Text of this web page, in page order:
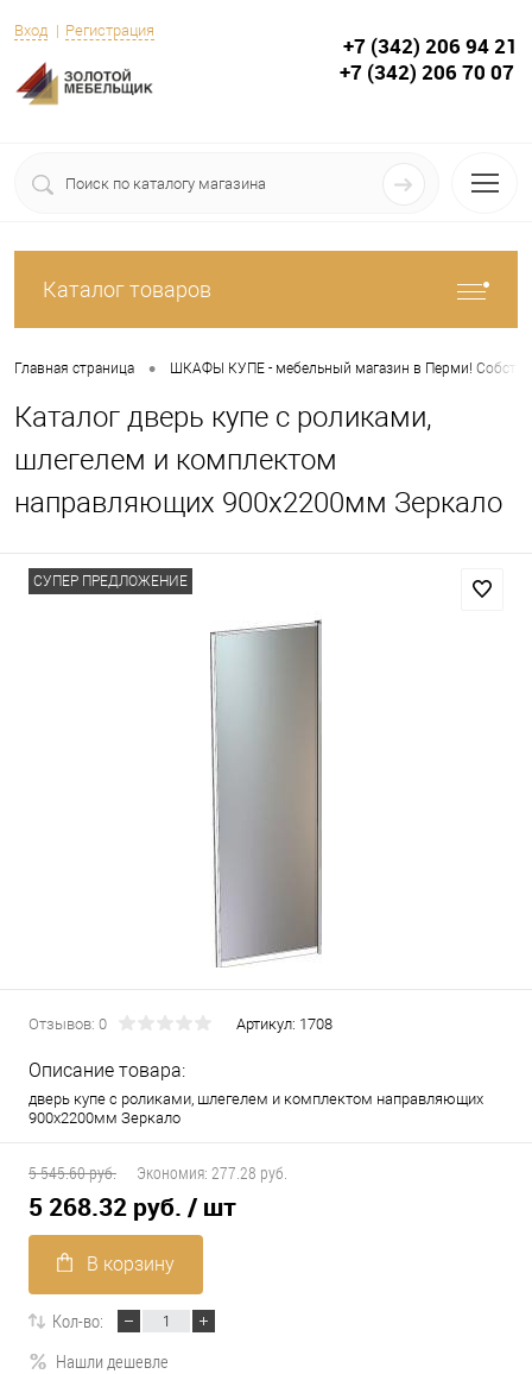
Вход Регистрация
+7 (342) 206 94 21
+7 (342) 206 70 07
Каталог товаров
Главная страница • ШКАФЫ КУПЕ - мебельный магазин в Перми!
Каталог дверь купе с роликами,
шлегелем и комплектом
направляющих 900х2200мм Зеркало
СУПЕР ПРЕДЛОЖЕНИЕ
Отзывов: 0 Артикул: 1708
Описание товара:
дверь купе с роликами, шлегелем и комплектом направляющих
900х2200мм Зеркало
5 545.60 руб. Экономия: 277.28 руб.
5 268.32 руб. / шт
В корзину
Кол-во:
Нашли дешевле